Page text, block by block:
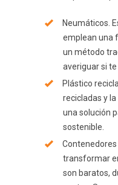
Neumáticos.
emplean una
un método
averiguar si
Plástico
recicladas y
una solución
sostenible.
Contenedores
transformar
son baratos,